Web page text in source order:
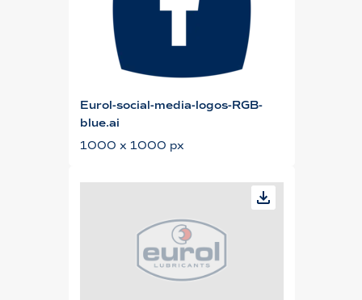
Eurol-social-media-logos-RGB-
blue.ai
1000 x 1000 px